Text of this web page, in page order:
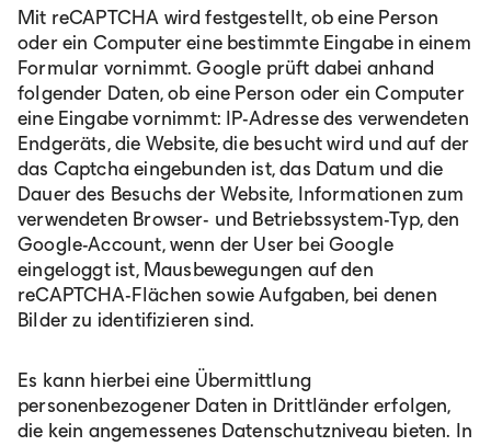
Mit reCAPTCHA wird festgestellt, ob eine Person
oder ein Computer eine bestimmte Eingabe in einem
Formular vornimmt. Google prüft dabei anhand
folgender Daten, ob eine Person oder ein Computer
eine Eingabe vornimmt: IP-Adresse des verwendeten
Endgeräts, die Website, die besucht wird und auf der
das Captcha eingebunden ist, das Datum und die
Dauer des Besuchs der Website, Informationen zum
verwendeten Browser- und Betriebssystem-Typ, den
Google-Account, wenn der User bei Google
eingeloggt ist, Mausbewegungen auf den
reCAPTCHA-Flächen sowie Aufgaben, bei denen
Bilder zu identifizieren sind.
Es kann hierbei eine Übermittlung
personenbezogener Daten in Drittländer erfolgen,
die kein angemessenes Datenschutzniveau bieten. In